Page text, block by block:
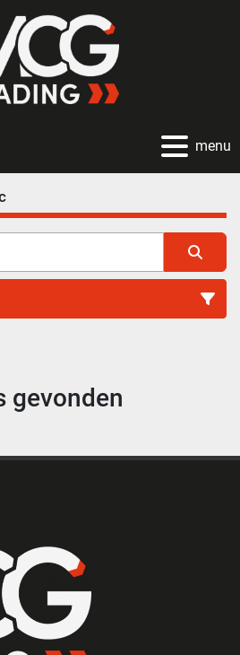
menu
op
gevonden